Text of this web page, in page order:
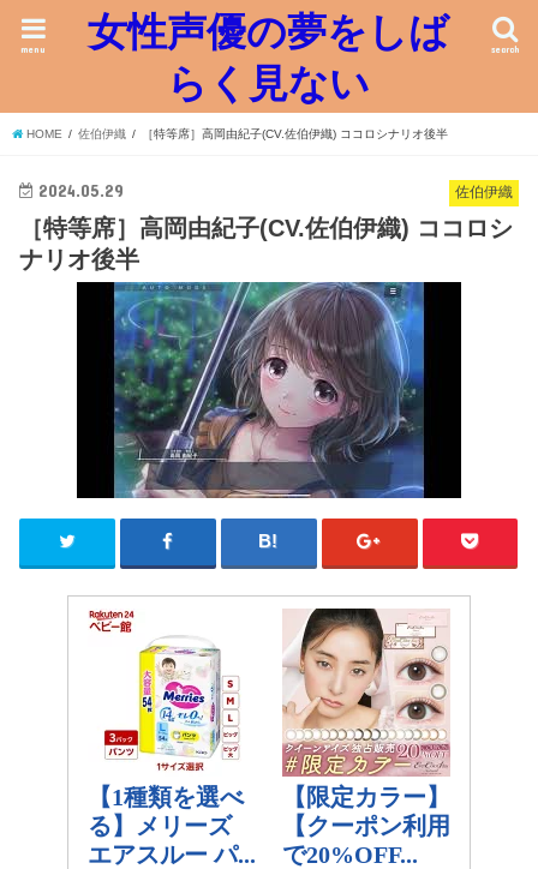
女性声優の夢をしば
らく見ない
search
menu
HOME 佐伯伊織 ［特等席］高岡由紀子(CV.佐伯伊織) ココロシナリオ後半
佐伯伊織
2024.05.29
［特等席］高岡由紀子(CV.佐伯伊織) ココロシ
ナリオ後半